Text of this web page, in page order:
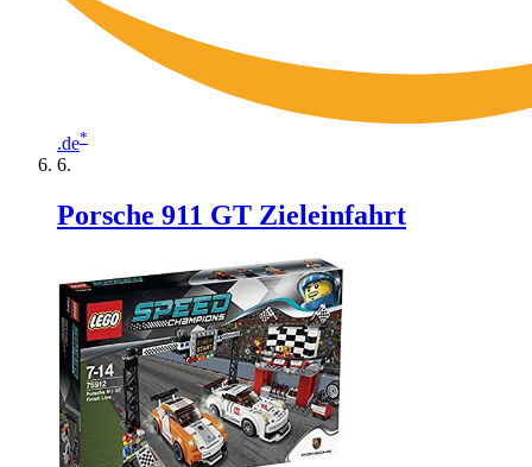
.de*
Porsche 911 GT Zieleinfahrt